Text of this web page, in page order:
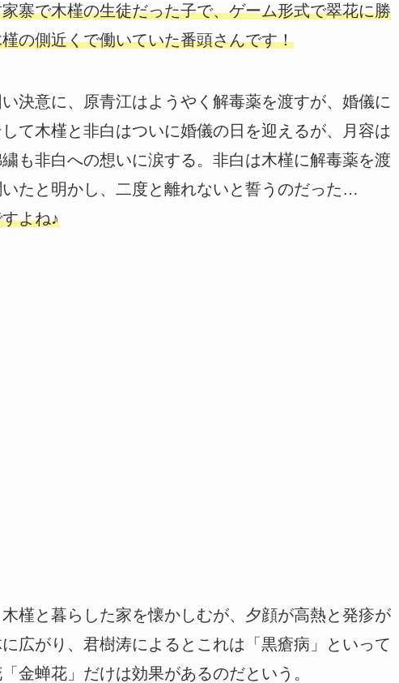
寨で木槿の生徒だった子で、ゲーム形式で翠花に勝
の側近くで働いていた番頭さんです！
決意に、原青江はようやく解毒薬を渡すが、婚儀に
て木槿と非白はついに婚儀の日を迎えるが、月容は
も非白への想いに涙する。非白は木槿に解毒薬を渡
たと明かし、二度と離れないと誓うのだった…
よね♪
槿と暮らした家を懐かしむが、夕顔が高熱と発疹が
広がり、君樹涛によるとこれは「黒瘡病」といって
金蝉花」だけは効果があるのだという。